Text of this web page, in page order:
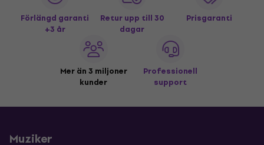
Förlängd garanti
+3 år
Retur upp till 30
dagar
Prisgaranti
Mer än 3 miljoner
kunder
Professionell
support
Muziker